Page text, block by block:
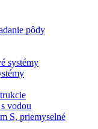
pôdy
systémy
vodou
S, priemyselné